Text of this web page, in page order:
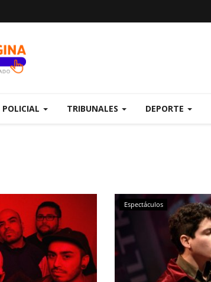
POLICIAL TRIBUNALES DEPORTE
Espectáculos